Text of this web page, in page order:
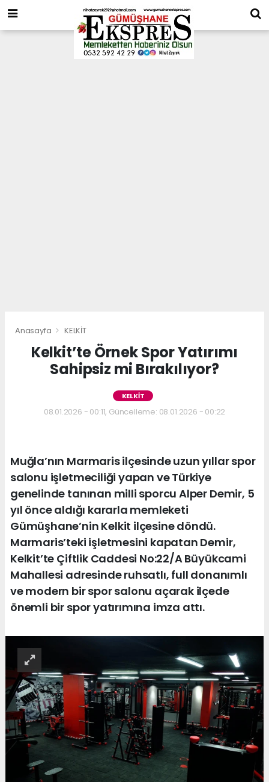
Anasayfa KELKİT
Kelkit’te Örnek Spor Yatırımı
Sahipsiz mi Bırakılıyor?
KELKİT
08.01.2026 - 00:11, Güncelleme: 08.01.2026 - 00:22
Muğla’nın Marmaris ilçesinde uzun yıllar spor
salonu işletmeciliği yapan ve Türkiye
genelinde tanınan milli sporcu Alper Demir, 5
yıl önce aldığı kararla memleketi
Gümüşhane’nin Kelkit ilçesine döndü.
Marmaris’teki işletmesini kapatan Demir,
Kelkit’te Çiftlik Caddesi No:22/A Büyükcami
Mahallesi adresinde ruhsatlı, full donanımlı
ve modern bir spor salonu açarak ilçede
önemli bir spor yatırımına imza attı.